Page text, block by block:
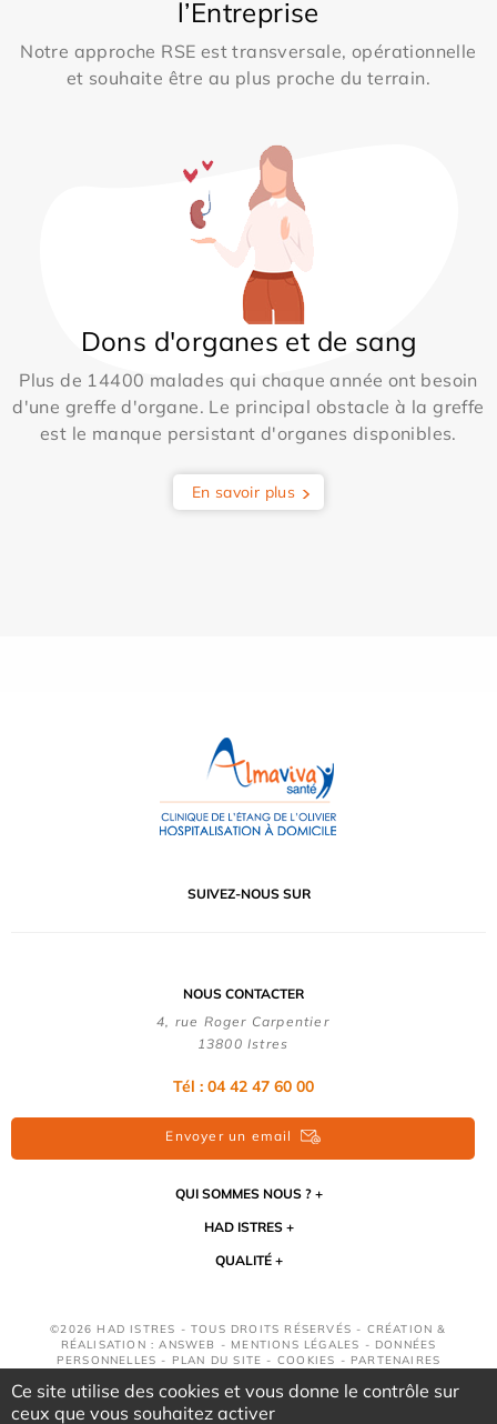
l’Entreprise
Notre approche RSE est transversale, opérationnelle
et souhaite être au plus proche du terrain.
Dons d'organes et de sang
Plus de 14400 malades qui chaque année ont besoin
d'une greffe d'organe. Le principal obstacle à la greffe
est le manque persistant d'organes disponibles.
En savoir plus
SUIVEZ-NOUS SUR
NOUS CONTACTER
4, rue Roger Carpentier
13800 Istres
Tél : 04 42 47 60 00
Envoyer un email
QUI SOMMES NOUS ?
HAD ISTRES
QUALITÉ
©2026 HAD ISTRES - TOUS DROITS RÉSERVÉS - CRÉATION &
RÉALISATION : ANSWEB - MENTIONS LÉGALES - DONNÉES
PERSONNELLES - PLAN DU SITE - COOKIES - PARTENAIRES
Ce site utilise des cookies et vous donne le contrôle sur
ceux que vous souhaitez activer